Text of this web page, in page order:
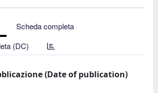
Scheda completa
(DC)
(Date of publication)